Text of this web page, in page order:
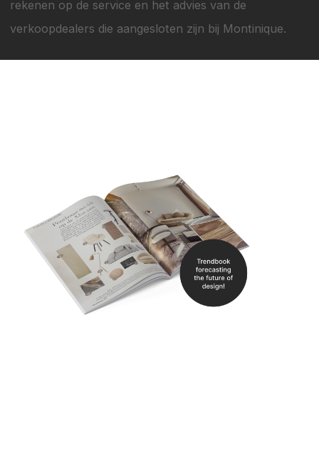
rekenen op de service en het advies van de
verkoopdealers die aangesloten zijn bij Montinique.